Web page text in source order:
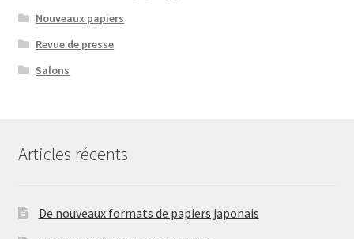
Nouveaux papiers
Revue de presse
Salons
Articles récents
De nouveaux formats de papiers japonais